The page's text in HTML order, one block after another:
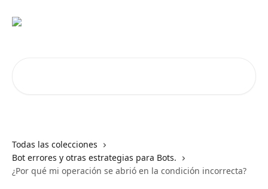
Todas las colecciones
Bot errores y otras estrategias para Bots.
¿Por qué mi operación se abrió en la condición incorrecta?